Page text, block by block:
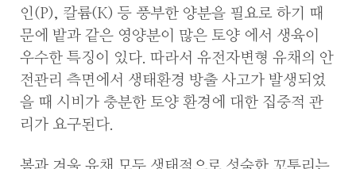
인(P), 칼륨(K) 등 풍부한 양분을 필요로 하기 때
문에 밭과 같은 영양분이 많은 토양 에서 생육이
우수한 특징이 있다. 따라서 유전자변형 유채의 안
전관리 측면에서 생태환경 방출 사고가 발생되었
을 때 시비가 충분한 토양 환경에 대한 집중적 관
리가 요구된다.